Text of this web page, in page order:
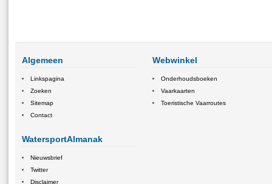
Algemeen
Linkspagina
Zoeken
Sitemap
Contact
WatersportAlmanak
Nieuwsbrief
Twitter
Disclaimer
Webwinkel
Onderhoudsboeken
Vaarkaarten
Toeristische Vaarroutes